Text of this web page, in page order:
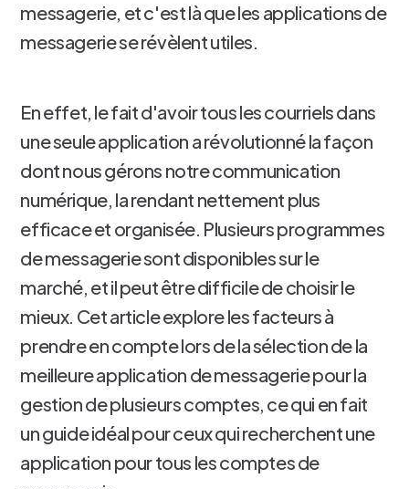
messagerie, et c'est là que les applications de
messagerie se révèlent utiles.
En effet, le fait d'avoir tous les courriels dans
une seule application a révolutionné la façon
dont nous gérons notre communication
numérique, la rendant nettement plus
efficace et organisée. Plusieurs programmes
de messagerie sont disponibles sur le
marché, et il peut être difficile de choisir le
mieux. Cet article explore les facteurs à
prendre en compte lors de la sélection de la
meilleure application de messagerie pour la
gestion de plusieurs comptes, ce qui en fait
un guide idéal pour ceux qui recherchent une
application pour tous les comptes de